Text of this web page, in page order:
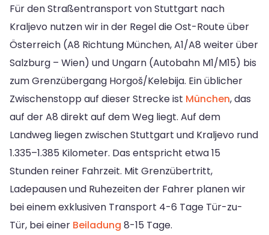
Für den Straßentransport von Stuttgart nach
Kraljevo nutzen wir in der Regel die Ost-Route über
Österreich (A8 Richtung München, A1/A8 weiter über
Salzburg – Wien) und Ungarn (Autobahn M1/M15) bis
zum Grenzübergang Horgoš/Kelebija. Ein üblicher
Zwischenstopp auf dieser Strecke ist München, das
auf der A8 direkt auf dem Weg liegt. Auf dem
Landweg liegen zwischen Stuttgart und Kraljevo rund
1.335–1.385 Kilometer. Das entspricht etwa 15
Stunden reiner Fahrzeit. Mit Grenzübertritt,
Ladepausen und Ruhezeiten der Fahrer planen wir
bei einem exklusiven Transport 4-6 Tage Tür-zu-
Tür, bei einer Beiladung 8-15 Tage.